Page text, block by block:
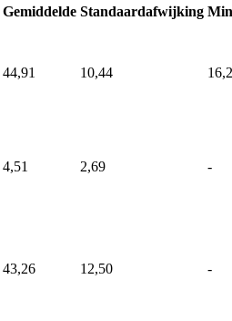
Gemiddelde Standaardafwijking
44,91 10,44
4,51 2,69 -
43,26 12,50 -